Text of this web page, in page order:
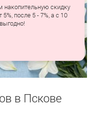
накопительную скидку
после 5 - 7%, а с 10
в Пскове